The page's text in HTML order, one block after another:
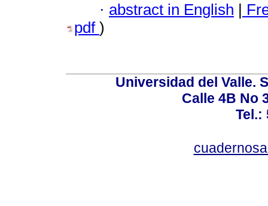
· abstract in English |
pdf )
Universidad del Valle.
Calle 4B No
Tel.: